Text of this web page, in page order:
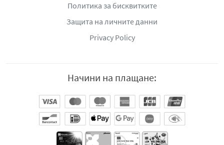
продукти от марката предлага огромно разнообразие
от дневни, нощни и ежедневни дамски превръзки.
Всички те се отличават с отлична попивателна
създадена през 1980 г. В наши дни тя е лидер в
производството на хигиенни продукти за лична
употреба в Гърция и сред най-големите компании в
сферата на европейския пазар, като дистрибутира
Политика за бисквитките
Защита на личните данни
Privacy Policy
Начини на плащане: